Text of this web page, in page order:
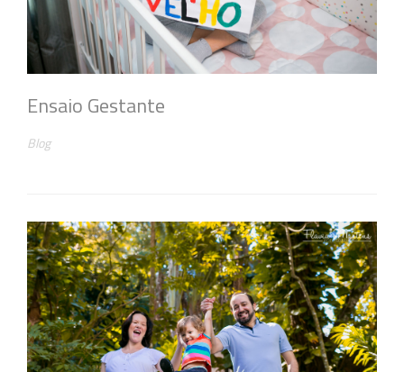
Ensaio Gestante
Blog